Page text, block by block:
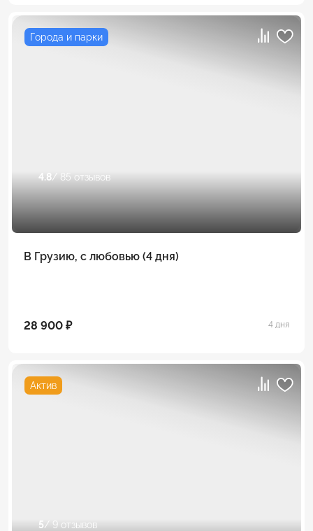
Города и парки
4.8/ 85 отзывов
В Грузию, с любовью (4 дня)
28 900 ₽ 4 дня
Актив
5/ 9 отзывов